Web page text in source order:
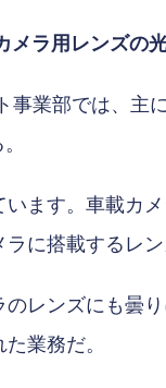
メラ用レンズの
事業部では、主
います。車載カ
に搭載するレ
レンズにも曇
業務だ。